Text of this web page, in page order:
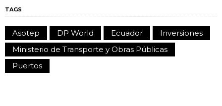
TAGS
Asotep DP World Ecuador
Inversiones
Ministerio de Transporte y Obras Públicas
Puertos